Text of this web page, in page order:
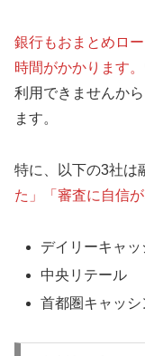
銀行もおまとめロ
時間がかかります。
利用できませんか
ます。
特に、以下の3社は
た」「審査に自信が
デイリーキャッ
中央リテール
首都圏キャッシ